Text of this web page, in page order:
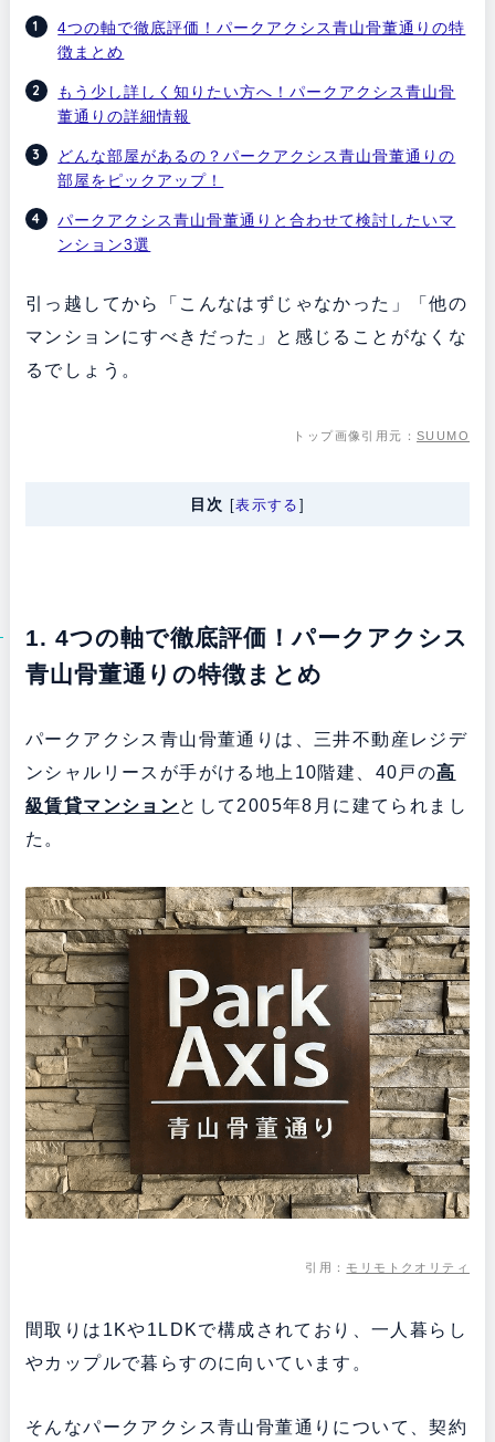
4つの軸で徹底評価！パークアクシス青山骨董通りの特
徴まとめ
もう少し詳しく知りたい方へ！パークアクシス青山骨
董通りの詳細情報
どんな部屋があるの？パークアクシス青山骨董通りの
部屋をピックアップ！
パークアクシス青山骨董通りと合わせて検討したいマ
ンション3選
引っ越してから「こんなはずじゃなかった」「他の
マンションにすべきだった」と感じることがなくな
るでしょう。
トップ画像引用元：SUUMO
目次 [表示する
1. 4つの軸で徹底評価！パークアクシス
青山骨董通りの特徴まとめ
パークアクシス青山骨董通りは、三井不動産レジデ
ンシャルリースが手がける地上10階建、40戸の高
級賃貸マンションとして2005年8月に建てられまし
た。
引用： モリモトクオリティ
間取りは1Kや1LDKで構成されており、一人暮らし
やカップルで暮らすのに向いています。
そんなパークアクシス青山骨董通りについて、契約